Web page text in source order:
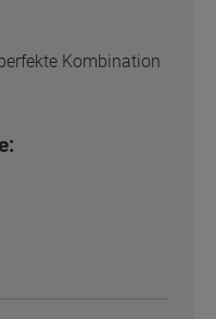
Kombination